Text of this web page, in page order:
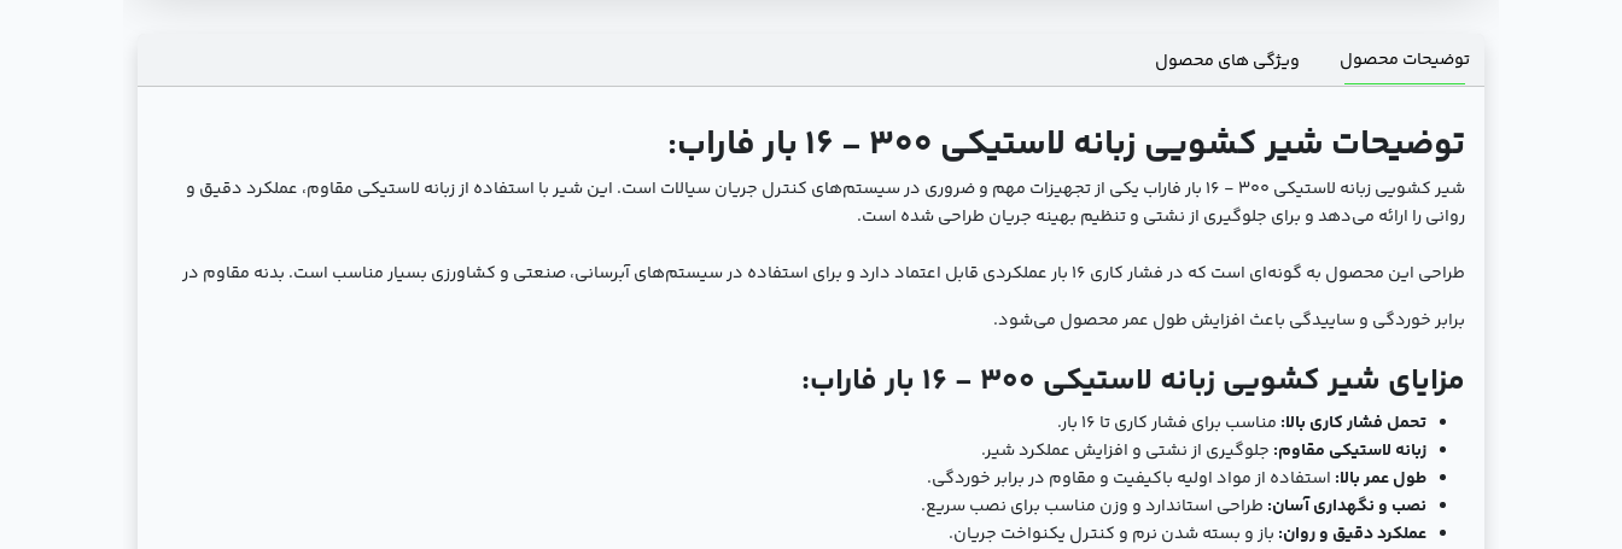
توضیحات محصول ویژگی های محصول
توضیحات شیر کشویی زبانه لاستیکی 300 - 16 بار فاراب:
شیر کشویی زبانه لاستیکی 300 - 16 بار فاراب یکی از تجهیزات مهم و ضروری در سیستم‌های کنترل جریان سیالات است. این شیر با استفاده از زبانه لاستیکی مقاوم، عملکرد دقیق و
روانی را ارائه می‌دهد و برای جلوگیری از نشتی و تنظیم بهینه جریان طراحی شده است.
طراحی این محصول به گونه‌ای است که در فشار کاری 16 بار عملکردی قابل اعتماد دارد و برای استفاده در سیستم‌های آبرسانی، صنعتی و کشاورزی بسیار مناسب است. بدنه مقاوم در
برابر خوردگی و ساییدگی باعث افزایش طول عمر محصول می‌شود.
مزایای شیر کشویی زبانه لاستیکی 300 - 16 بار فاراب:
تحمل فشار کاری بالا: مناسب برای فشار کاری تا 16 بار.
زبانه لاستیکی مقاوم: جلوگیری از نشتی و افزایش عملکرد شیر.
طول عمر بالا: استفاده از مواد اولیه باکیفیت و مقاوم در برابر خوردگی.
نصب و نگهداری آسان: طراحی استاندارد و وزن مناسب برای نصب سریع.
عملکرد دقیق و روان: باز و بسته شدن نرم و کنترل یکنواخت جریان.